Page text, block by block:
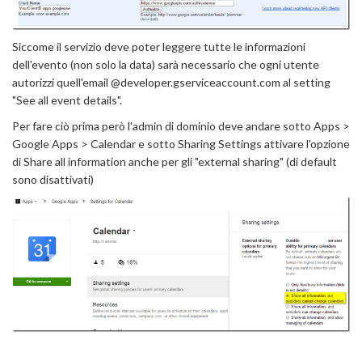
Siccome il servizio deve poter leggere tutte le informazioni
dell'evento (non solo la data) sarà necessario che ogni utente
autorizzi quell'email @developer.gserviceaccount.com al setting
"See all event details".
Per fare ciò prima però l'admin di dominio deve andare sotto Apps >
Google Apps > Calendar e sotto Sharing Settings attivare l'opzione
di Share all information anche per gli "external sharing" (di default
sono disattivati)